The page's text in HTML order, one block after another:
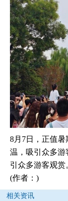
8月7日，正值
温，吸引众多游
引众多游客观赏
(作者：)
相关资讯